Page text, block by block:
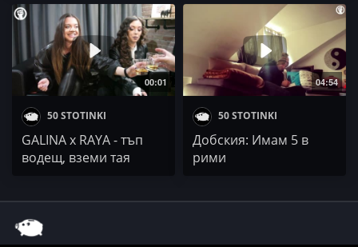
00:01
50 STOTINKI
GALINA x RAYA - тъп
водещ, вземи тая
04:54
50 STOTINKI
Добския: Имам 5 в
рими